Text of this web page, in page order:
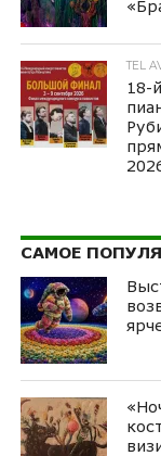
TEL
18-
САМОЕ